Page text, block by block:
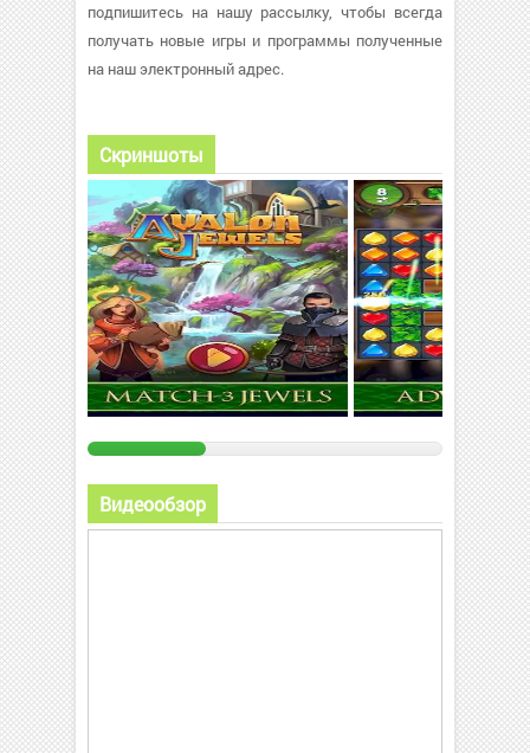
подпишитесь на нашу рассылку, чтобы всегда
получать новые игры и программы полученные
на наш электронный адрес.
Скриншоты
Видеообзор